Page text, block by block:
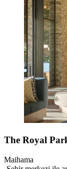
The Royal
Maihama